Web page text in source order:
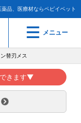
品、医療材ならペピイベット
メニュー
替刃メス
できます▼